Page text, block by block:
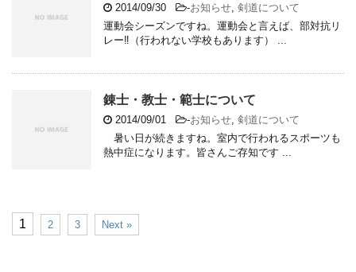
2014/09/30 -お知らせ 剣道について
運動会シーズンですね。運動会と言えば、部対抗リ
レー‼（行われない学校もあります） ...
錬士・教士・範士について
2014/09/01 -お知らせ 剣道について
暑い日が続きますね。室内で行われるスポーツも
熱中症になります。皆さんご存知です ...
1 2 3 Next »